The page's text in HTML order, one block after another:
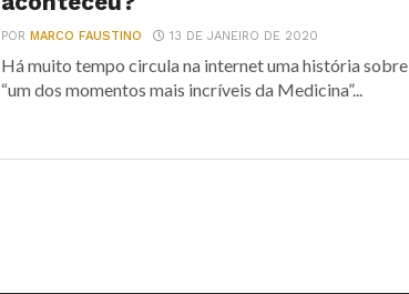
PORMARCO FAUSTINO 13 DE JANEIRO DE 2020
Há muito tempo circula na internet uma história sobre
“um dos momentos mais incríveis da Medicina”...